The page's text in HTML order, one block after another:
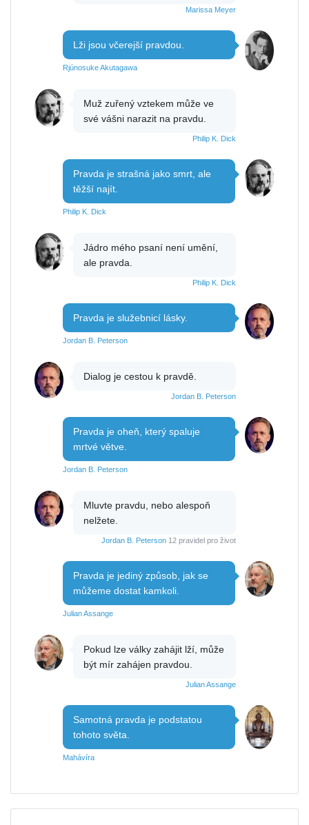
Marissa Meyer
Lži jsou včerejší pravdou.
Rjúnosuke Akutagawa
Muž zuřený vztekem může ve
své vášni narazit na pravdu.
Philip K. Dick
Pravda je strašná jako smrt, ale
těžší najít.
Philip K. Dick
Jádro mého psaní není umění,
ale pravda.
Philip K. Dick
Pravda je služebnicí lásky.
Jordan B. Peterson
Dialog je cestou k pravdě.
Jordan B. Peterson
Pravda je oheň, který spaluje
mrtvé větve.
Jordan B. Peterson
Mluvte pravdu, nebo alespoň
nelžete.
Jordan B. Peterson 12 pravidel pro život
Pravda je jediný způsob, jak se
můžeme dostat kamkoli.
Julian Assange
Pokud lze války zahájit lží, může
být mír zahájen pravdou.
Julian Assange
Samotná pravda je podstatou
tohoto světa.
Mahávíra